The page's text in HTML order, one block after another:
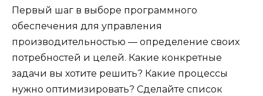
Первый шаг в выборе программного
обеспечения для управления
производительностью — определение своих
потребностей и целей. Какие конкретные
задачи вы хотите решить? Какие процессы
нужно оптимизировать? Сделайте список